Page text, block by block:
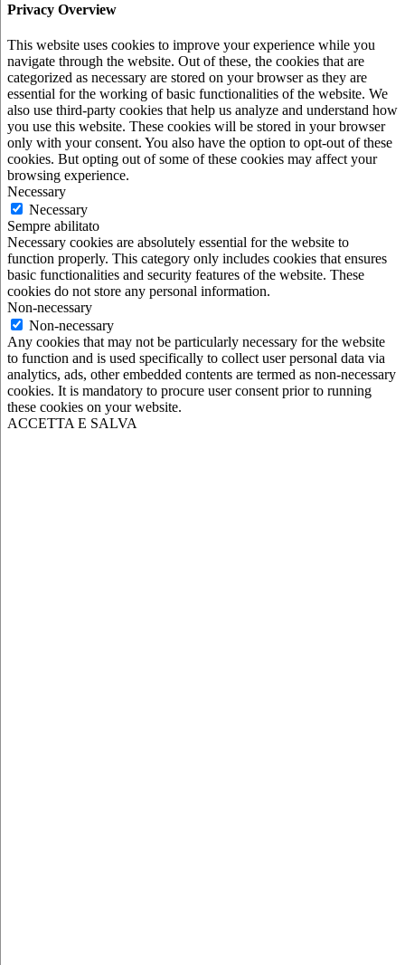
Privacy Overview
This website uses cookies to improve your experience while you
navigate through the website. Out of these, the cookies that are
categorized as necessary are stored on your browser as they are
essential for the working of basic functionalities of the website. We
also use third-party cookies that help us analyze and understand how
you use this website. These cookies will be stored in your browser
only with your consent. You also have the option to opt-out of these
cookies. But opting out of some of these cookies may affect your
browsing experience.
Necessary
Necessary
Sempre abilitato
Necessary cookies are absolutely essential for the website to
function properly. This category only includes cookies that ensures
basic functionalities and security features of the website. These
cookies do not store any personal information.
Non-necessary
Non-necessary
Any cookies that may not be particularly necessary for the website
to function and is used specifically to collect user personal data via
analytics, ads, other embedded contents are termed as non-necessary
cookies. It is mandatory to procure user consent prior to running
these cookies on your website.
ACCETTA E SALVA